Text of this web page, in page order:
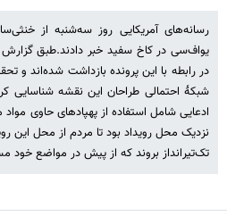
رسانه‌های آمریکایی روز سه‌شنبه از
یواف‌سی در کاخ سفید خبر دادند.طبق گزارش
شبکهٔ احتمالی طراحان این نقشه شناسایی
ادعایی شامل استفاده از پهپادهای حاوی
نزدیک محل رویداد بود تا مردم از محل
تک‌تیرانداز بروند که از پیش در مواضع خود